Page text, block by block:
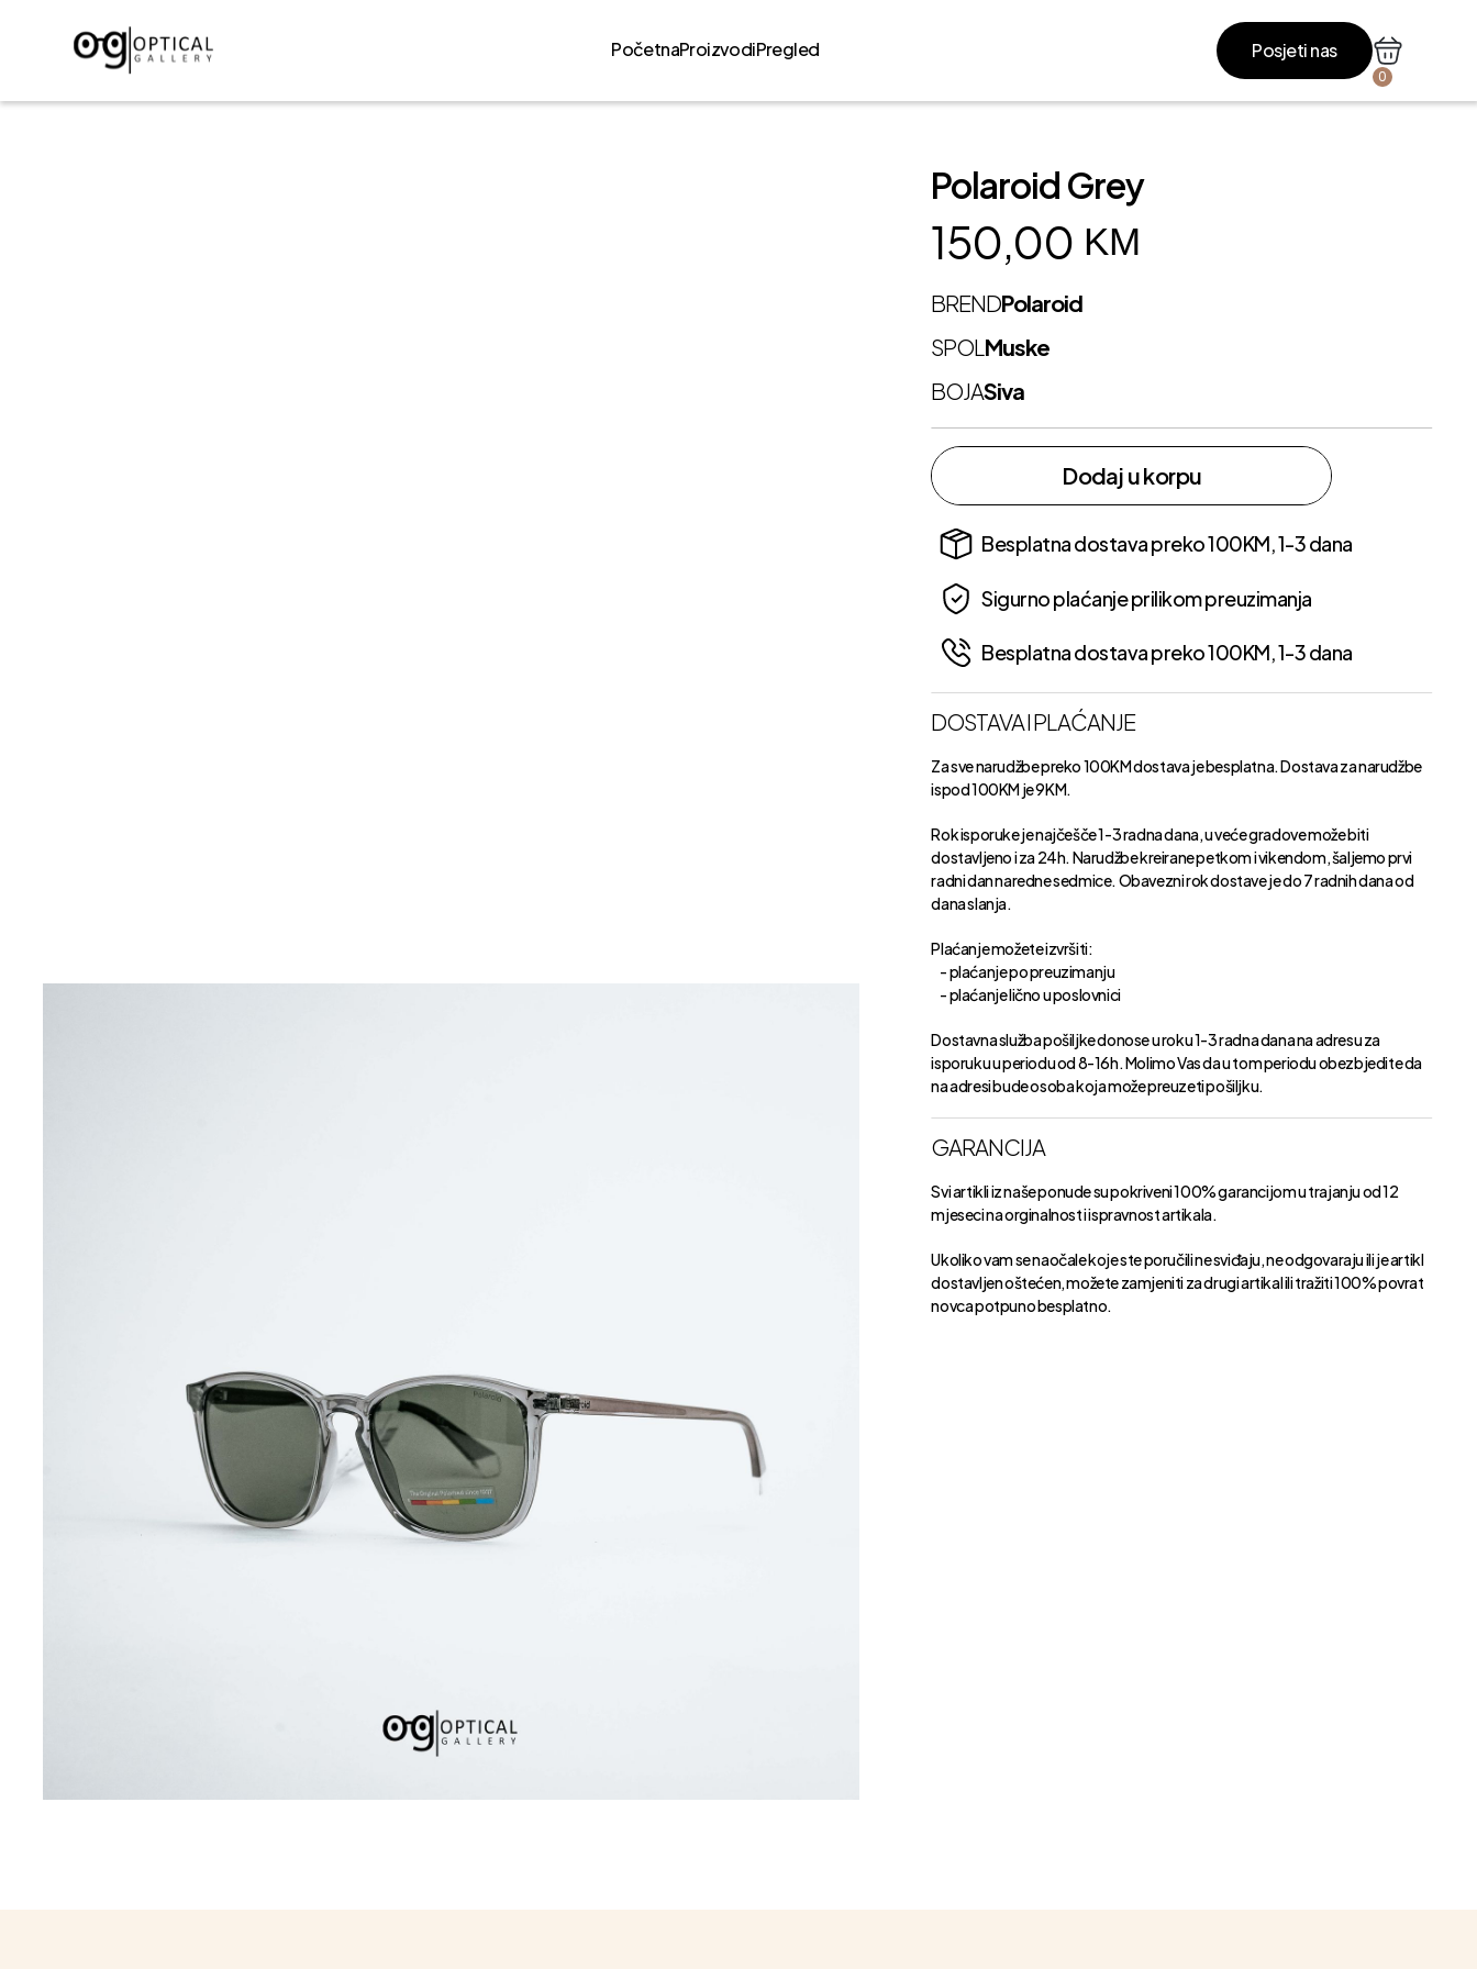
PočetnaProizvodiPregled Posjeti nas
0
Polaroid Grey
150,00 KM
BRENDPolaroid
SPOLMuske
BOJASiva
Dodaj u korpu
Besplatna dostava preko 100KM, 1-3 dana
Sigurno plaćanje prilikom preuzimanja
Besplatna dostava preko 100KM, 1-3 dana
DOSTAVA I PLAĆANJE
Za sve narudžbe preko 100KM dostava je besplatna. Dostava za narudžbe
ispod 100KM je 9KM.
Rok isporuke je najčešče 1-3 radna dana, u veće gradove može biti
dostavljeno i za 24h. Narudžbe kreirane petkom i vikendom, šaljemo prvi
radni dan naredne sedmice. Obavezni rok dostave je do 7 radnih dana od
dana slanja.
Plaćanje možete izvršiti:
- plaćanje po preuzimanju
- plaćanje lično u poslovnici
Dostavna služba pošiljke donose u roku 1-3 radna dana na adresu za
isporuku u periodu od 8-16h. Molimo Vas da u tom periodu obezbjedite da
na adresi bude osoba koja može preuzeti pošiljku.
GARANCIJA
Svi artikli iz naše ponude su pokriveni 100% garancijom u trajanju od 12
mjeseci na orginalnost i ispravnost artikala.
Ukoliko vam se naočale koje ste poručili ne sviđaju, ne odgovaraju ili je artikl
dostavljen oštećen, možete zamjeniti za drugi artikal ili tražiti 100% povrat
novca potpuno besplatno.